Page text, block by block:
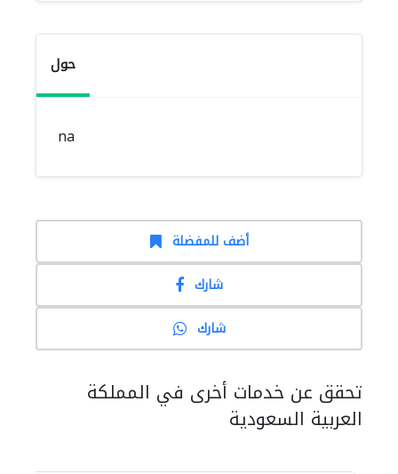
حول
na
أضف للمفضلة
شارك
شارك
تحقق عن خدمات أخرى في المملكة
العربية السعودية